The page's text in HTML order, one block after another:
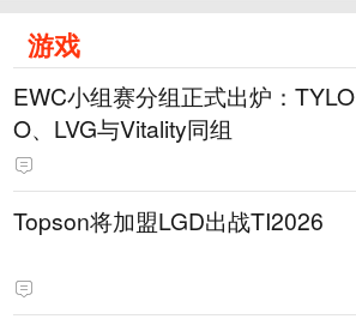
游戏
EWC小组赛分组正式出炉：TYLO
O、LVG与Vitality同组
Topson将加盟LGD出战TI2026